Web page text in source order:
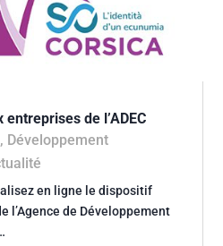
de l’ADEC
, Développement
en ligne le dispositif
l’Agence de Développement